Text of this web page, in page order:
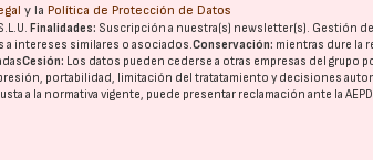
y la Política de Protección de Datos
Finalidades: Suscripción a nuestra(s) newsletter(s). Gestión
a intereses similares o asociados.Conservación: mientras dure la
Cesión: Los datos pueden cederse a otras empresas del grupo
portabilidad, limitación del tratatamiento y decisiones
a la normativa vigente, puede presentar reclamación ante laAEPD